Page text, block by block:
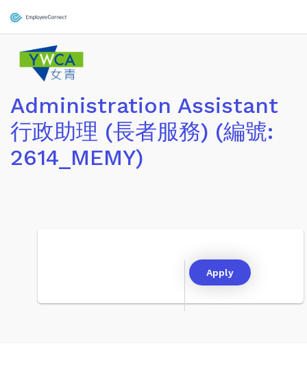
Administration Assistant
行政助理 (長者服務) (編號:
2614_MEMY)
Apply